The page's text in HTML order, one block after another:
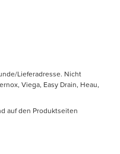
Lieferadresse. Nicht
Viega, Easy Drain, Heau,
auf den Produktseiten